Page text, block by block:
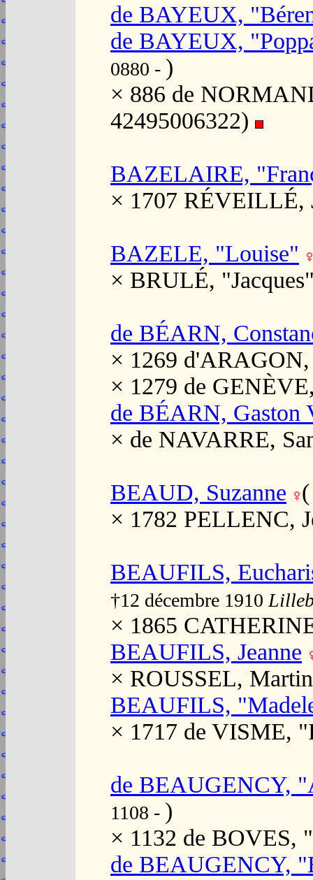
de BAYEUX,
de BAYEUX,
0880 - )
× 886 de
42495006322)
BAZELAIRE,
× 1707 RÉVEILLÉ,
BAZELE, "Louise"
× BRULÉ,
de BÉARN,
× 1269
× 1279 de
de BÉARN, Gaston
× de NAVARRE,
BEAUD, Suzanne
× 1782 PELLENC,
BEAUFILS,
†12 décembre 1910
× 1865
BEAUFILS, Jeanne
× ROUSSEL,
BEAUFILS,
× 1717 de VISME,
de BEAUGENCY,
1108 - )
× 1132 de BOVES,
de BEAUGENCY,